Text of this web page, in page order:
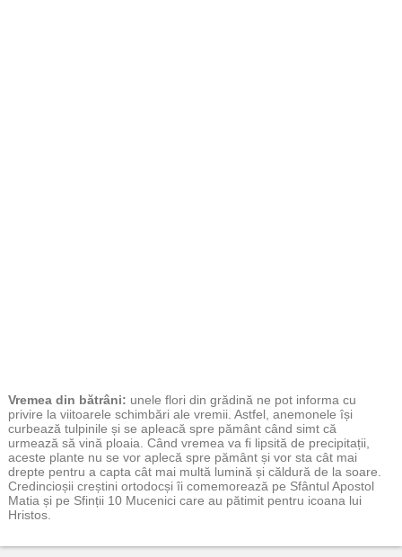
Vremea din bătrâni: unele flori din grădină ne pot informa cu
privire la viitoarele schimbări ale vremii. Astfel, anemonele își
curbează tulpinile și se apleacă spre pământ când simt că
urmează să vină ploaia. Când vremea va fi lipsită de precipitații,
aceste plante nu se vor aplecă spre pământ și vor sta cât mai
drepte pentru a capta cât mai multă lumină și căldură de la soare.
Credincioșii creștini ortodocși îi comemorează pe Sfântul Apostol
Matia și pe Sfinții 10 Mucenici care au pătimit pentru icoana lui
Hristos.